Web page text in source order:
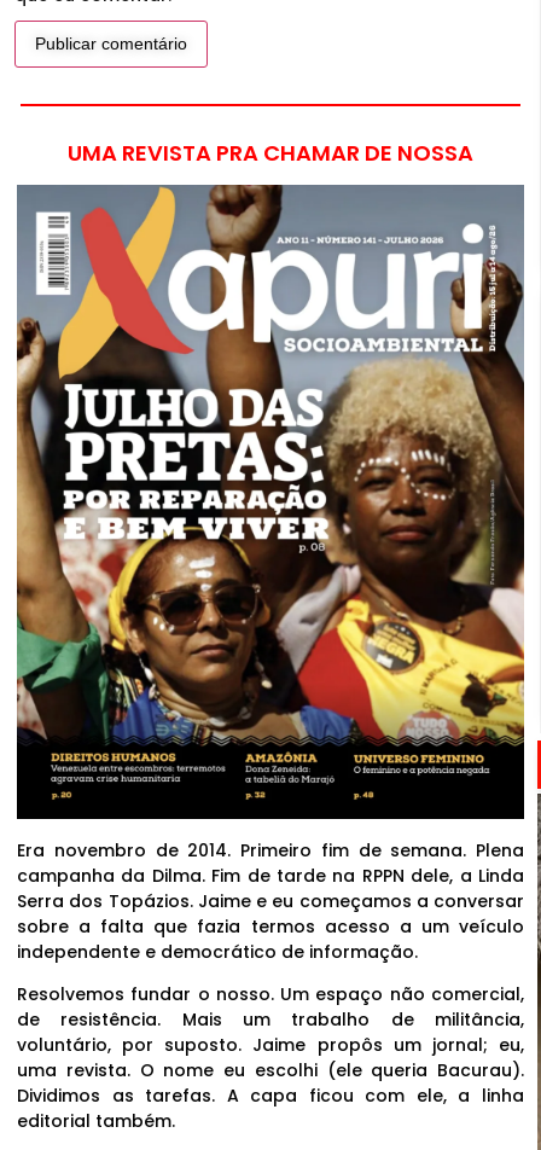
UMA REVISTA PRA CHAMAR DE NOSSA
Era novembro de 2014. Primeiro fim de semana. Plena
campanha da Dilma. Fim de tarde na RPPN dele, a Linda
Serra dos Topázios. Jaime e eu começamos a conversar
sobre a falta que fazia termos acesso a um veículo
independente e democrático de informação.
Resolvemos fundar o nosso. Um espaço não comercial,
de resistência. Mais um trabalho de militância,
voluntário, por suposto. Jaime propôs um jornal; eu,
uma revista. O nome eu escolhi (ele queria Bacurau).
Dividimos as tarefas. A capa ficou com ele, a linha
editorial também.